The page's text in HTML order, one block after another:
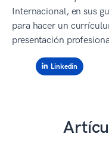
Internacional, en sus
para hacer un
presentación
Linkedin